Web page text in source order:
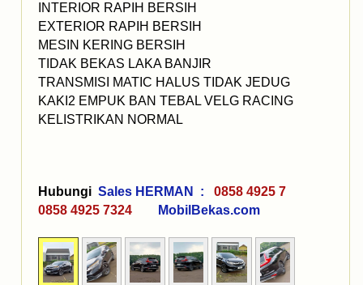
INTERIOR RAPIH BERSIH
EXTERIOR RAPIH BERSIH
MESIN KERING BERSIH
TIDAK BEKAS LAKA BANJIR
TRANSMISI MATIC HALUS TIDAK JEDUG
KAKI2 EMPUK BAN TEBAL VELG RACING
KELISTRIKAN NORMAL
Hubungi Sales HERMAN :
0858 4925 7
0858 4925 7324
MobilBekas.com